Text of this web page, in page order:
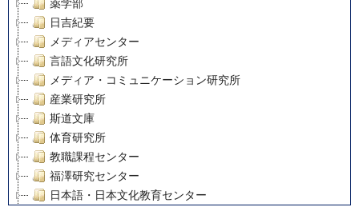
薬学部
日吉紀要
メディアセンター
言語文化研究所
メディア・コミュニケーション研究所
産業研究所
斯道文庫
体育研究所
教職課程センター
福澤研究センター
日本語・日本文化教育センター